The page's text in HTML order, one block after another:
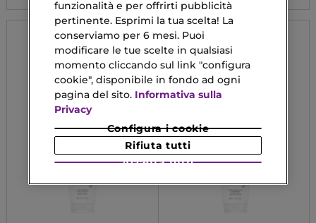
funzionalità e per offrirti pubblicità
pertinente. Esprimi la tua scelta! La
conserviamo per 6 mesi. Puoi
modificare le tue scelte in qualsiasi
momento cliccando sul link "configura
cookie", disponibile in fondo ad ogni
pagina del sito. Informativa sulla
Privacy
Configura i cookie
Rifiuta tutti
Accetta tutti